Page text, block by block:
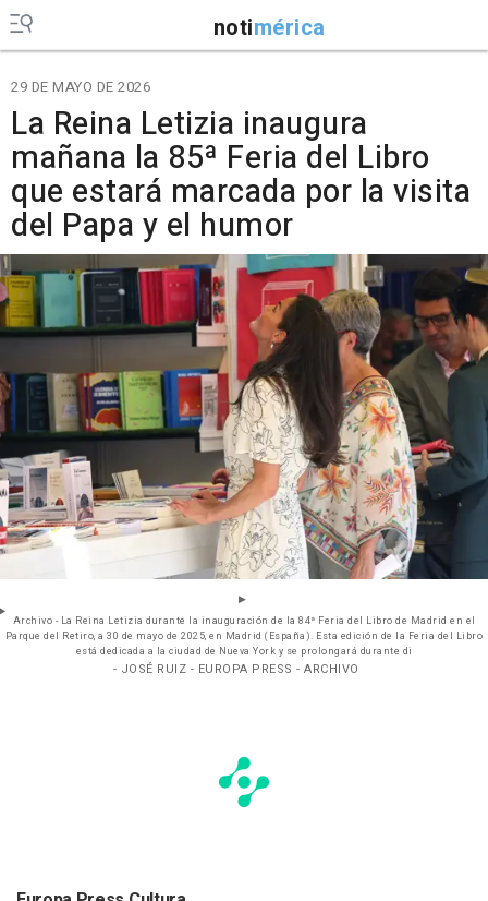
notimérica
29 DE MAYO DE 2026
La Reina Letizia inaugura
mañana la 85ª Feria del Libro
que estará marcada por la visita
del Papa y el humor
Archivo - La Reina Letizia durante la inauguración de la 84ª Feria del Libro de Madrid en el
Parque del Retiro, a 30 de mayo de 2025, en Madrid (España). Esta edición de la Feria del Libro
está dedicada a la ciudad de Nueva York y se prolongará durante di
- JOSÉ RUIZ - EUROPA PRESS - ARCHIVO